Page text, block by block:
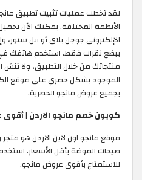
الأنظمة المختلفة. يمكنك الآن
الإلكتروني جوجل بلاي أو آبل ستور،
ببضع نقرات فقط. استخدم هاتفك
منتجاتك من خلال التطبيق، ولا
الموجود بشكل حصري على موقع
بجميع عروض مانجو الحصرية.
كوبون خصم مانجو الاردن | أقوى
موقع مانجو اون لاين الاردن هو متجر
صيحات الموضة بأقل الأسعار.
للاستمتاع بأقوى عروض مانجو.